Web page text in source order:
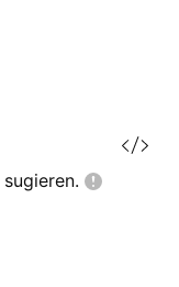
sugieren.